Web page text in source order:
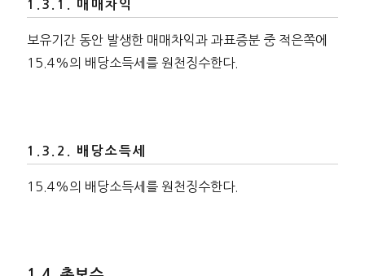
매매차익
보유기간 동안 발생한 매매차익과 과표증분 중 적은쪽에
15.4%의 배당소득세를 원천징수한다.
배당소득세
15.4%의 배당소득세를 원천징수한다.